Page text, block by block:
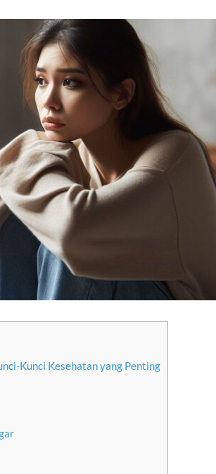
Kunci Kesehatan yang Penting